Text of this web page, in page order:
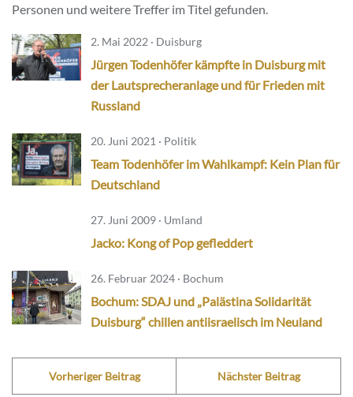
Personen und weitere Treffer im Titel gefunden.
2. Mai 2022 · Duisburg
Jürgen Todenhöfer kämpfte in Duisburg mit
der Lautsprecheranlage und für Frieden mit
Russland
20. Juni 2021 · Politik
Team Todenhöfer im Wahlkampf: Kein Plan für
Deutschland
27. Juni 2009 · Umland
Jacko: Kong of Pop gefleddert
26. Februar 2024 · Bochum
Bochum: SDAJ und „Palästina Solidarität
Duisburg“ chillen antiisraelisch im Neuland
Vorheriger Beitrag Nächster Beitrag